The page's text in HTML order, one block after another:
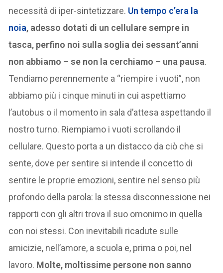
necessità di iper-sintetizzare. Un tempo c’era la
noia, adesso dotati di un cellulare sempre in
tasca, perfino noi sulla soglia dei sessant’anni
non abbiamo – se non la cerchiamo – una pausa.
Tendiamo perennemente a “riempire i vuoti”, non
abbiamo più i cinque minuti in cui aspettiamo
l’autobus o il momento in sala d’attesa aspettando il
nostro turno. Riempiamo i vuoti scrollando il
cellulare. Questo porta a un distacco da ciò che si
sente, dove per sentire si intende il concetto di
sentire le proprie emozioni, sentire nel senso più
profondo della parola: la stessa disconnessione nei
rapporti con gli altri trova il suo omonimo in quella
con noi stessi. Con inevitabili ricadute sulle
amicizie, nell’amore, a scuola e, prima o poi, nel
lavoro. Molte, moltissime persone non sanno